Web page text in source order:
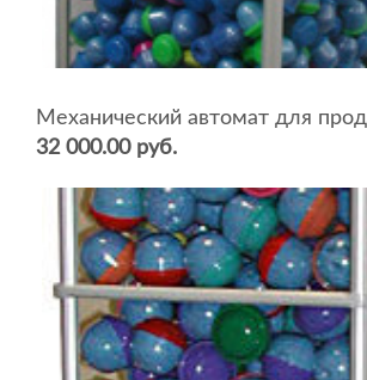
32 000.00 руб.